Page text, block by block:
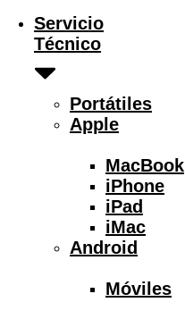
Servicio
Técnico
Portátiles
Apple
MacBook
iPhone
iPad
iMac
Android
Móviles